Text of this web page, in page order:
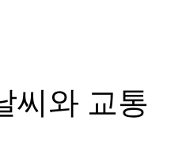
씨와 교통